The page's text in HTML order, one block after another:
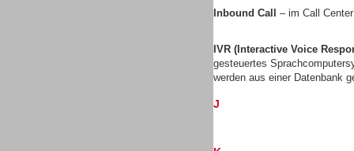
Inbound Call – im Call
IVR (Interactive Voice
gesteuertes
werden aus einer Datenbank
J